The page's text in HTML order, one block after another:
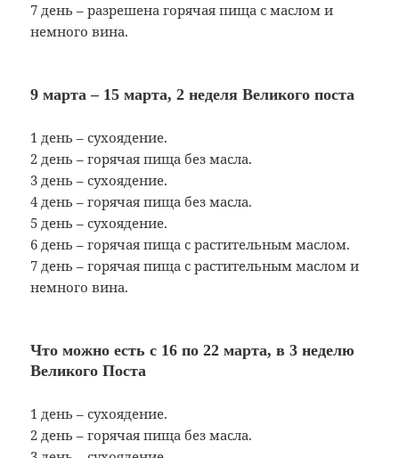
7 день – разрешена горячая пища с маслом и
немного вина.
9 марта – 15 марта, 2 неделя Великого поста
1 день – сухоядение.
2 день – горячая пища без масла.
3 день – сухоядение.
4 день – горячая пища без масла.
5 день – сухоядение.
6 день – горячая пища с растительным маслом.
7 день – горячая пища с растительным маслом и
немного вина.
Что можно есть с 16 по 22 марта, в 3 неделю
Великого Поста
1 день – сухоядение.
2 день – горячая пища без масла.